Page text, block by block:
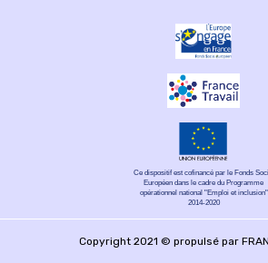
Ce dispositif est cofinancé par le Fonds
Européen dans le cadre du Programme
opérationnel national "Emploi et inclusion"
2014-2020
Copyright 2021 © propulsé par